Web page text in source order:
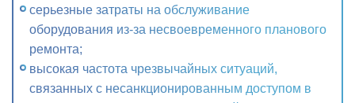
серьезные затраты на обслуживание
оборудования из-за несвоевременного планового
ремонта;
высокая частота чрезвычайных ситуаций,
связанных с несанкционированным доступом в